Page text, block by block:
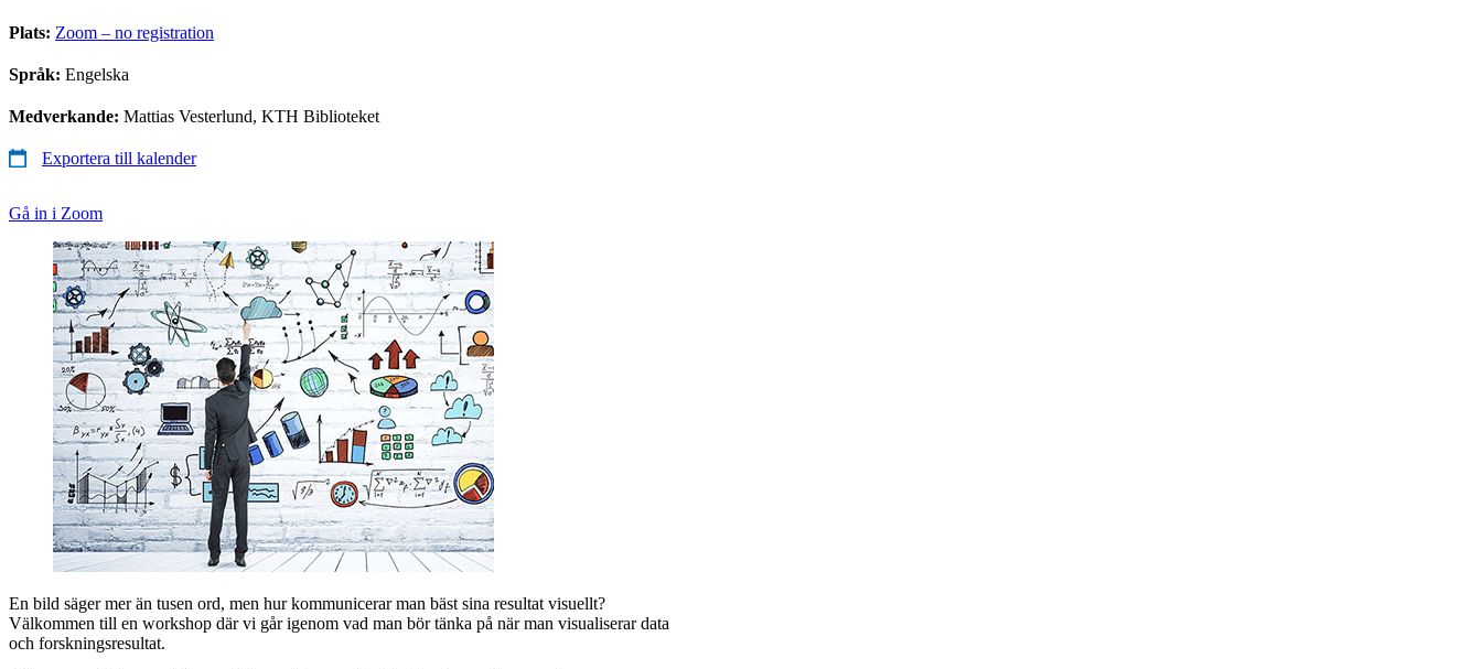
Plats: Zoom – no registration
Språk: Engelska
Medverkande: Mattias Vesterlund, KTH Biblioteket
Exportera till kalender
Gå in i Zoom
En bild säger mer än tusen ord, men hur kommunicerar man bäst sina resultat visuellt?
Välkommen till en workshop där vi går igenom vad man bör tänka på när man visualiserar data
och forskningsresultat.